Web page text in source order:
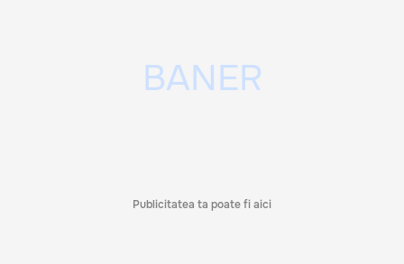
Publicitatea ta poate fi aici